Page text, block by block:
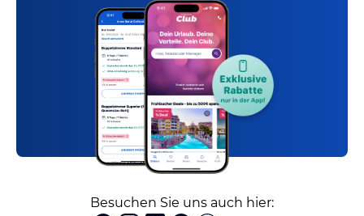
Besuchen Sie uns auch hier: